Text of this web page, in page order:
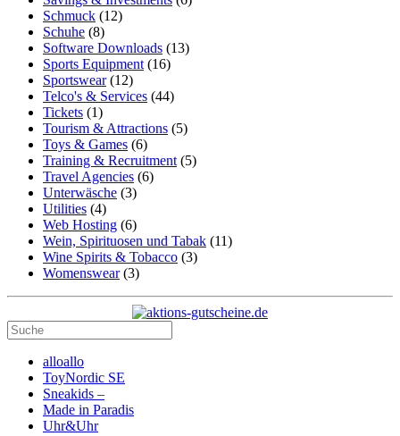
Schmuck (12)
Schuhe (8)
Software Downloads (13)
Sports Equipment (16)
Sportswear(12)
Telco's & Services (44)
Tickets (1)
Tourism & Attractions (5)
Toys & Games (6)
Training & Recruitment (5)
Travel Agencies (6)
Unterwäsche (3)
Utilities (4)
Web Hosting (6)
Wein, Spirituosen und Tabak (11)
Wine Spirits & Tobacco (3)
Womenswear(3)
alloallo
ToyNordic SE
Sneakids –
Made in Paradis
Uhr&Uhr